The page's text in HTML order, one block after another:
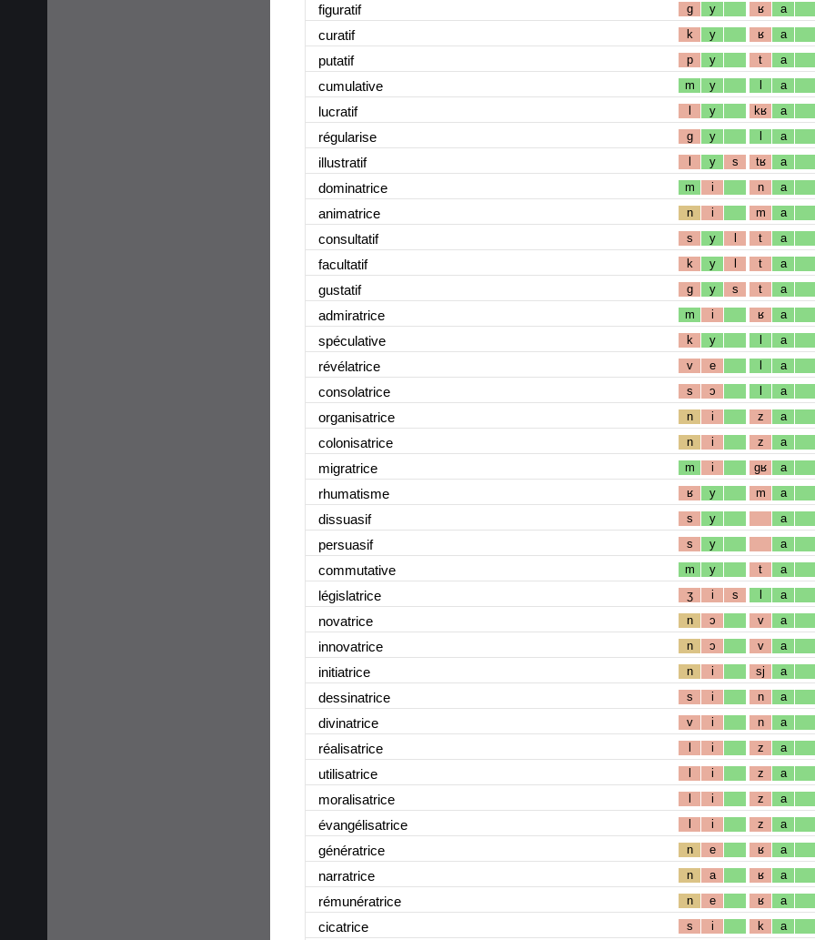
figuratif g y ʁ a
curatif k y ʁ a
putatif p y t a
cumulative m y l a
lucratif l y kʁ a
régularise g y l a
illustratif l y s tʁ a
dominatrice m i n a
animatrice n i m a
consultatif s y l t a
facultatif k y l t a
gustatif g y s t a
admiratrice m i ʁ a
spéculative k y l a
révélatrice v e l a
consolatrice s ɔ l a
organisatrice n i z a
colonisatrice n i z a
migratrice m i gʁ a
rhumatisme ʁ y m a
dissuasif s y a
persuasif s y a
commutative m y t a
législatrice ʒ i s l a
novatrice n ɔ v a
innovatrice n ɔ v a
initiatrice n i sj a
dessinatrice s i n a
divinatrice v i n a
réalisatrice l i z a
utilisatrice l i z a
moralisatrice l i z a
évangélisatrice l i z a
génératrice n e ʁ a
narratrice n a ʁ a
rémunératrice n e ʁ a
cicatrice s i k a